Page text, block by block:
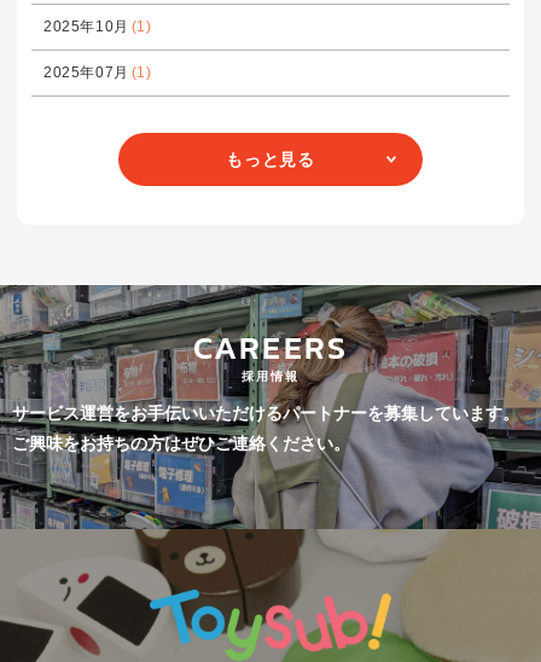
2025年10月 (1)
2025年07月 (1)
もっと見る
CAREERS
採用情報
サービス運営をお手伝いいただけるパートナーを募集しています。
ご興味をお持ちの方はぜひご連絡ください。